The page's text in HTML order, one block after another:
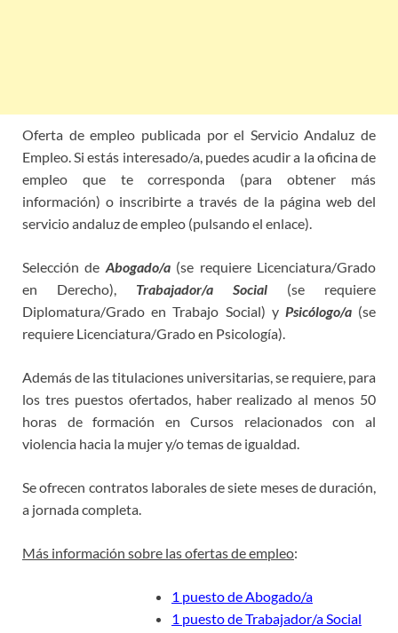
Oferta de empleo publicada por el Servicio Andaluz de
Empleo. Si estás interesado/a, puedes acudir a la oficina de
empleo que te corresponda (para obtener más
información) o inscribirte a través de la página web del
servicio andaluz de empleo (pulsando el enlace).
Selección de Abogado/a(se requiere Licenciatura/Grado
en Derecho), Trabajador/a Social
(se requiere
Diplomatura/Grado en Trabajo Social) y Psicólogo/a(se
requiere Licenciatura/Grado en Psicología).
Además de las titulaciones universitarias, se requiere, para
los tres puestos ofertados, haber realizado al menos 50
horas de formación en Cursos relacionados con al
violencia hacia la mujer y/o temas de igualdad.
Se ofrecen contratos laborales de siete meses de duración,
a jornada completa.
Más información sobre las ofertas de empleo:
1 puesto de Abogado/a
1 puesto de Trabajador/a Social